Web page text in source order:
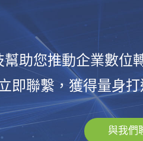
助您推動企業數位
即聯繫，獲得量身
與我們